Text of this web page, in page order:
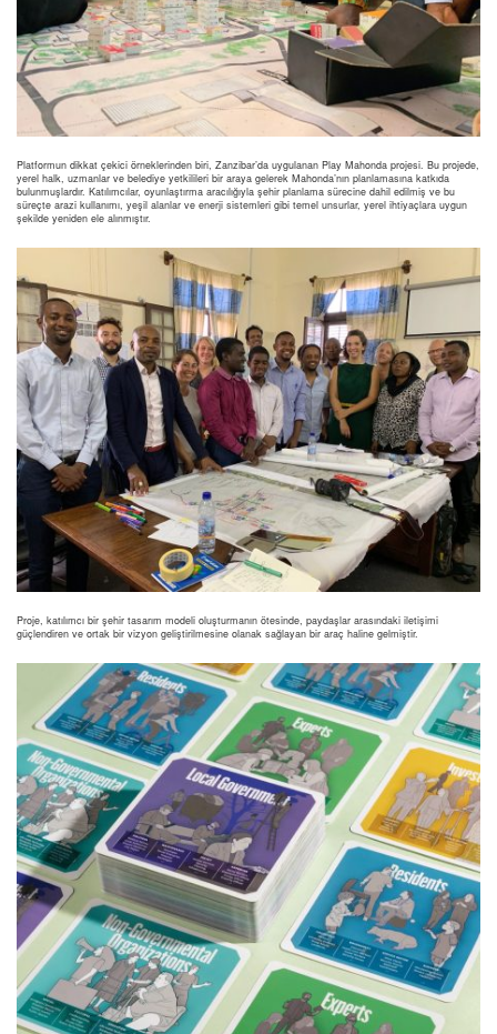
Platformun dikkat çekici örneklerinden biri, Zanzibar’da uygulanan Play Mahonda projesi. Bu projede,
yerel halk, uzmanlar ve belediye yetkilileri bir araya gelerek Mahonda’nın planlamasına katkıda
bulunmuşlardır. Katılımcılar, oyunlaştırma aracılığıyla şehir planlama sürecine dahil edilmiş ve bu
süreçte arazi kullanımı, yeşil alanlar ve enerji sistemleri gibi temel unsurlar, yerel ihtiyaçlara uygun
şekilde yeniden ele alınmıştır.
Proje, katılımcı bir şehir tasarım modeli oluşturmanın ötesinde, paydaşlar arasındaki iletişimi
güçlendiren ve ortak bir vizyon geliştirilmesine olanak sağlayan bir araç haline gelmiştir.